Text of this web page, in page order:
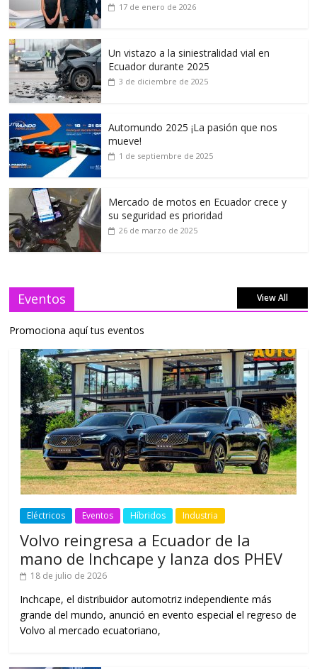
17 de enero de 2026
Un vistazo a la siniestralidad vial en
Ecuador durante 2025
3 de diciembre de 2025
Automundo 2025 ¡La pasión que nos
mueve!
1 de septiembre de 2025
Mercado de motos en Ecuador crece y
su seguridad es prioridad
26 de marzo de 2025
Eventos View All
Promociona aquí tus eventos
Eléctricos Eventos Híbridos Industria
Volvo reingresa a Ecuador de la
mano de Inchcape y lanza dos PHEV
18 de julio de 2026
Inchcape, el distribuidor automotriz independiente más
grande del mundo, anunció en evento especial el regreso de
Volvo al mercado ecuatoriano,